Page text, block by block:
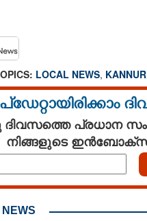
LOCAL NEWS, KANNUR
പ്രധാന
നിങ്ങളുടെ